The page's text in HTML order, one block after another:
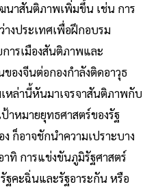
าสันติภาพเพิ่มขึ้น เช่น การ
งประเทศเพื่อฝึกอบรม
ารเมืองสันติภาพและ
องจีนต่อกองกำลังติดอาวุธ
หล่านี้หันมาเจรจาสันติภาพกับ
าหมายยุทธศาสตร์ของรัฐ
ก็อาจชักนำความเปราะบาง
ทิ การแข่งขันภูมิรัฐศาสตร์
ฐคะฉิ่นและรัฐอาระกัน หรือ